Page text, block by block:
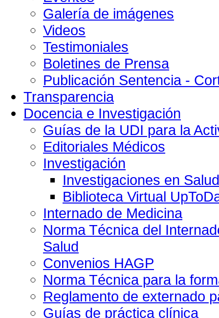
Galería de imágenes
Videos
Testimoniales
Boletines de Prensa
Publicación Sentencia -
Transparencia
Docencia e Investigación
Guías de la UDI para la
Editoriales Médicos
Investigación
Investigaciones en Salud
Biblioteca Virtual
Internado de Medicina
Norma Técnica del
Salud
Convenios HAGP
Norma Técnica para la
Reglamento de externado
Guías de práctica clínica